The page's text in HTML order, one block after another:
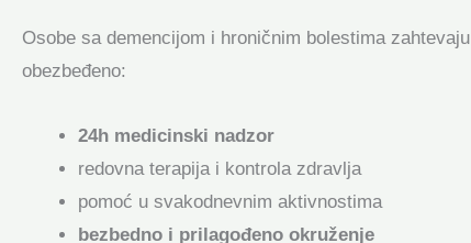
Osobe sa demencijom i hroničnim bolestima
obezbeđeno:
24h medicinski nadzor
redovna terapija i kontrola zdravlja
pomoć u svakodnevnim aktivnostima
bezbedno i prilagođeno okruženje